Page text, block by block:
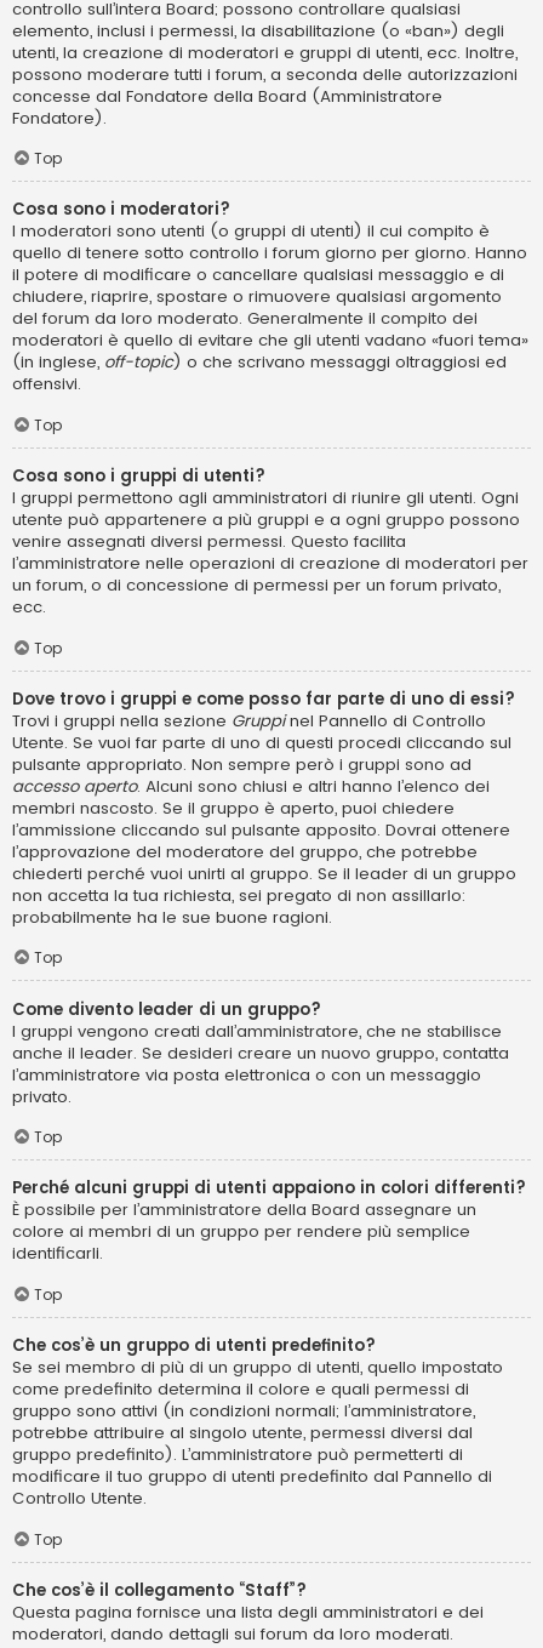
controllo sull’intera Board; possono controllare qualsiasi
elemento, inclusi i permessi, la disabilitazione (o «ban») degli
utenti, la creazione di moderatori e gruppi di utenti, ecc. Inoltre,
possono moderare tutti i forum, a seconda delle autorizzazioni
concesse dal Fondatore della Board (Amministratore
Fondatore).
Top
Cosa sono i moderatori?
I moderatori sono utenti (o gruppi di utenti) il cui compito è
quello di tenere sotto controllo i forum giorno per giorno. Hanno
il potere di modificare o cancellare qualsiasi messaggio e di
chiudere, riaprire, spostare o rimuovere qualsiasi argomento
del forum da loro moderato. Generalmente il compito dei
moderatori è quello di evitare che gli utenti vadano «fuori tema»
(in inglese, off-topic) o che scrivano messaggi oltraggiosi ed
offensivi.
Top
Cosa sono i gruppi di utenti?
I gruppi permettono agli amministratori di riunire gli utenti. Ogni
utente può appartenere a più gruppi e a ogni gruppo possono
venire assegnati diversi permessi. Questo facilita
l’amministratore nelle operazioni di creazione di moderatori per
un forum, o di concessione di permessi per un forum privato,
ecc.
Top
Dove trovo i gruppi e come posso far parte di uno di essi?
Trovi i gruppi nella sezione Gruppinel Pannello di Controllo
Utente. Se vuoi far parte di uno di questi procedi cliccando sul
pulsante appropriato. Non sempre però i gruppi sono ad
accesso aperto. Alcuni sono chiusi e altri hanno l’elenco dei
membri nascosto. Se il gruppo è aperto, puoi chiedere
l’ammissione cliccando sul pulsante apposito. Dovrai ottenere
l’approvazione del moderatore del gruppo, che potrebbe
chiederti perché vuoi unirti al gruppo. Se il leader di un gruppo
non accetta la tua richiesta, sei pregato di non assillarlo:
probabilmente ha le sue buone ragioni.
Top
Come divento leader di un gruppo?
I gruppi vengono creati dall’amministratore, che ne stabilisce
anche il leader. Se desideri creare un nuovo gruppo, contatta
l’amministratore via posta elettronica o con un messaggio
privato.
Top
Perché alcuni gruppi di utenti appaiono in colori differenti?
È possibile per l’amministratore della Board assegnare un
colore ai membri di un gruppo per rendere più semplice
identificarli.
Top
Che cos’è un gruppo di utenti predefinito?
Se sei membro di più di un gruppo di utenti, quello impostato
come predefinito determina il colore e quali permessi di
gruppo sono attivi (in condizioni normali; l’amministratore,
potrebbe attribuire al singolo utente, permessi diversi dal
gruppo predefinito). L’amministratore può permetterti di
modificare il tuo gruppo di utenti predefinito dal Pannello di
Controllo Utente.
Top
Che cos’è il collegamento “Staff”?
Questa pagina fornisce una lista degli amministratori e dei
moderatori, dando dettagli sui forum da loro moderati.